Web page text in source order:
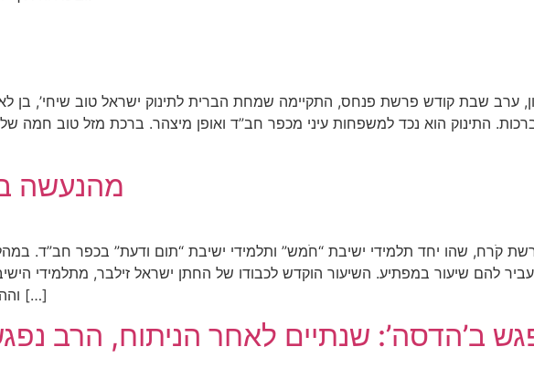
ערב שבת קודש פרשת פנחס, התקיימה שמחת הברית לתינוק ישראל טוב שיחי’, בן
התינוק הוא נכד למשפחות עיני מכפר חב”ד ואופן מיצהר. ברכת מזל טוב חמה
מהנעשה
קֹרח, שהו יחד תלמידי ישיבת “חֹמש” ותלמידי ישיבת “תום ודעת” בכפר חב”ד.
להם שיעור במפתיע. השיעור הוקדש לכבודו של החתן ישראל זילבר,
וההתרגשות בקרב התלמידים היו רבות. הדברים המלאים […]
ב’הדסה’: שנתיים לאחר הניתוח, הרב